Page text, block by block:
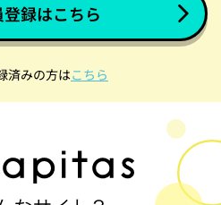
録はこちら
済みの方はこちら